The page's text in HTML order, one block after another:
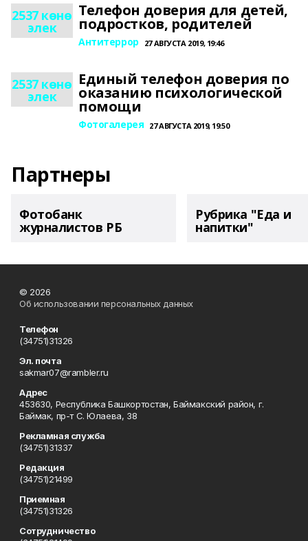
2537 көнө
элек
Телефон доверия для детей,
подростков, родителей
Антитеррор 27 АВГУСТА 2019, 19:46
2537 көнө
элек
Единый телефон доверия по
оказанию психологической
помощи
Фотогалерея 27 АВГУСТА 2019, 19:50
Партнеры
Фотобанк
журналистов РБ
Рубрика "Еда и
напитки"
© 2026
Об использовании персональных данных
Телефон
(34751)31326
Эл. почта
sakmar07@rambler.ru
Адрес
453630, Республика Башкортостан, Баймакский район, г.
Баймак, пр-т С. Юлаева, 38
Рекламная служба
(34751)31337
Редакция
(34751)21499
Приемная
(34751)31326
Сотрудничество